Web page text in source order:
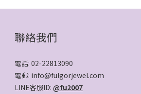
聯絡我們
電話: 02-22813090
電郵: info@fulgorjewel.com
LINE客服ID: @fu2007